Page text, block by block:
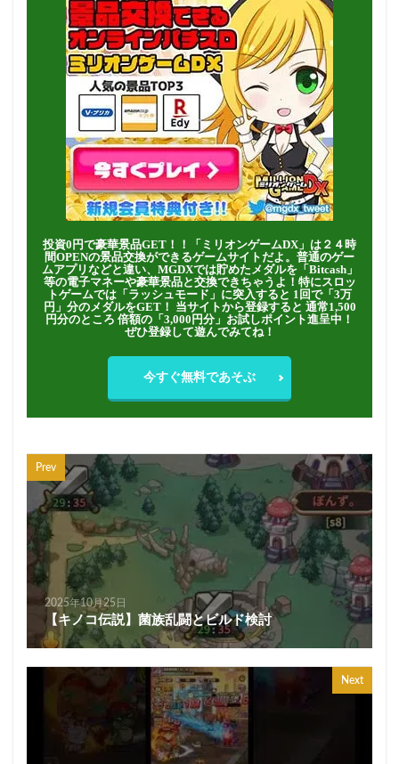
投資0円で豪華景品GET！！「ミリオンゲームDX」は２４時
間OPENの景品交換ができるゲームサイトだよ。普通のゲー
ムアプリなどと違い、MGDXでは貯めたメダルを「Bitcash」
等の電子マネーや豪華景品と交換できちゃうよ！特にスロッ
トゲームでは「ラッシュモード」に突入すると 1回で「3万
円」分のメダルをGET！ 当サイトから登録すると 通常1,500
円分のところ 倍額の「3,000円分」お試しポイント進呈中！
ぜひ登録して遊んでみてね！
今すぐ無料であそぶ
Prev
2025年10月25日
【キノコ伝説】菌族乱闘とビルド検討
Next